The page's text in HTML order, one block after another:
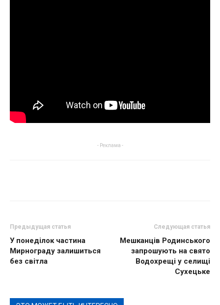
- Реклама -
Предыдущая статья
У понеділок частина
Мирнограду залишиться
без світла
Следующая статья
Мешканців Родинського
запрошують на свято
Водохрещі у селищі
Сухецьке